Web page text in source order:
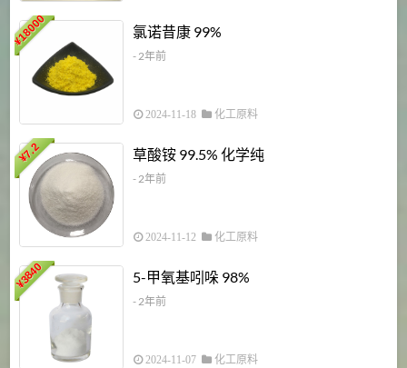
¥
18000 氯诺昔康 99%
- 2年前
2024-11-18 化工原料
¥
7.2 草酸铵 99.5% 化学纯
- 2年前
2024-11-12 化工原料
¥
3840 5-甲氧基吲哚 98%
- 2年前
2024-11-07 化工原料